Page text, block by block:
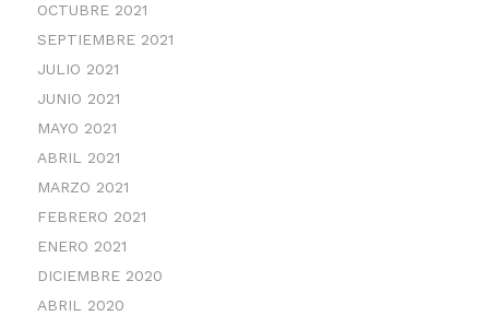
OCTUBRE 2021
SEPTIEMBRE 2021
JULIO 2021
JUNIO 2021
MAYO 2021
ABRIL 2021
MARZO 2021
FEBRERO 2021
ENERO 2021
DICIEMBRE 2020
ABRIL 2020